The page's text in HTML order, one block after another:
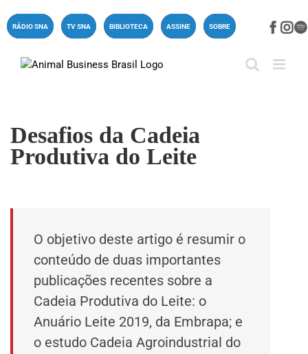
paraRÁDIO SNA TV SNA BIBLIOTECA ASSINE SOBRE
Desafios da Cadeia
Produtiva do Leite
O objetivo deste artigo é resumir o
conteúdo de duas importantes
publicações recentes sobre a
Cadeia Produtiva do Leite: o
Anuário Leite 2019, da Embrapa; e
o estudo Cadeia Agroindustrial do